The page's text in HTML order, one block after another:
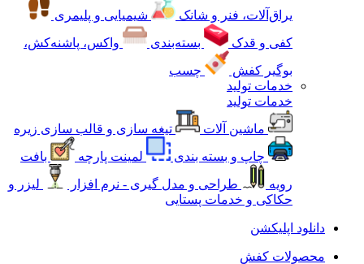
یراق‌آلات، فنر و شانک
شیمیایی و پلیمری
کفی و قدک
بسته‌بندی
واکس، پاشنه‌کش،
بوگیر کفش
چسب
خدمات تولید
خدمات تولید
ماشین آلات
تیغه سازی و قالب سازی زیره
چاپ و بسته بندی
لمینت پارچه
بافت
رویه
طراحی و مدل گیری - نرم افزار
لیزر و
حکاکی و خدمات پستایی
دانلود اپلیکشن
محصولات کفش